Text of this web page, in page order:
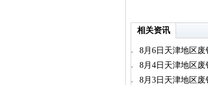
相关资讯
8月6日天津地区废
8月4日天津地区废
8月3日天津地区废